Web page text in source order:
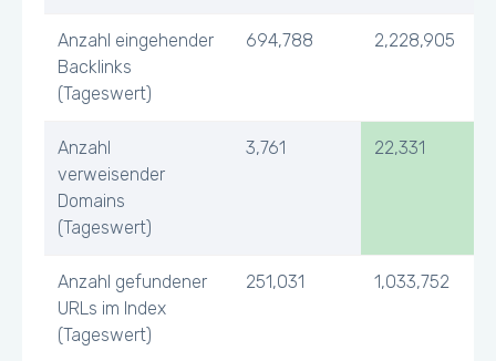
Anzahl eingehender
Backlinks
(Tageswert)
694,788 2,228,905
Anzahl
verweisender
Domains
(Tageswert)
3,761 22,331
Anzahl gefundener
URLs im Index
(Tageswert)
251,031 1,033,752